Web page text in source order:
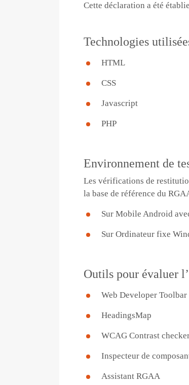
Cette déclaration a été
Technologies
HTML
CSS
Javascript
PHP
Environnement de
Les vérifications de
la base de référence du
Sur Mobile Android
Sur Ordinateur fixe
Outils pour évaluer
Web Developer Toolbar
HeadingsMap
WCAG Contrast
Inspecteur de
Assistant RGAA